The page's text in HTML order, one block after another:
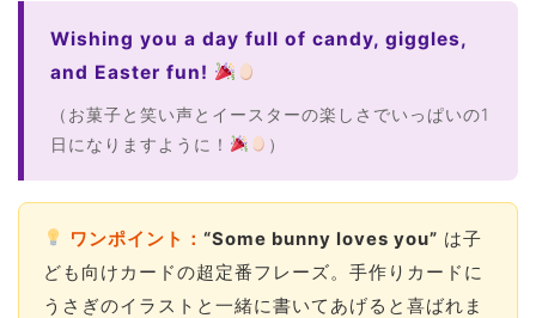
Wishing you a day full of candy, giggles,
and Easter fun!
（お菓子と笑い声とイースターの楽しさでいっぱいの1
日になりますように！
）
ワンポイント： “Some bunny loves you” は子
ども向けカードの超定番フレーズ。手作りカードに
うさぎのイラストと一緒に書いてあげると喜ばれま